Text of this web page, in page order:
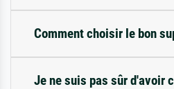
Comment choisir le bon
Je ne suis pas sûr d'avoir